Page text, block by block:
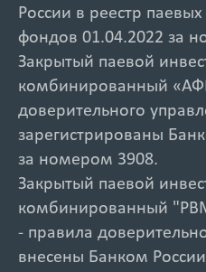
России в реестр
фондов 01.04.2022 за
Закрытый паевой
комбинированный
доверительного
зарегистрированы
за номером 3908.
Закрытый паевой
комбинированный
- правила
внесены Банком